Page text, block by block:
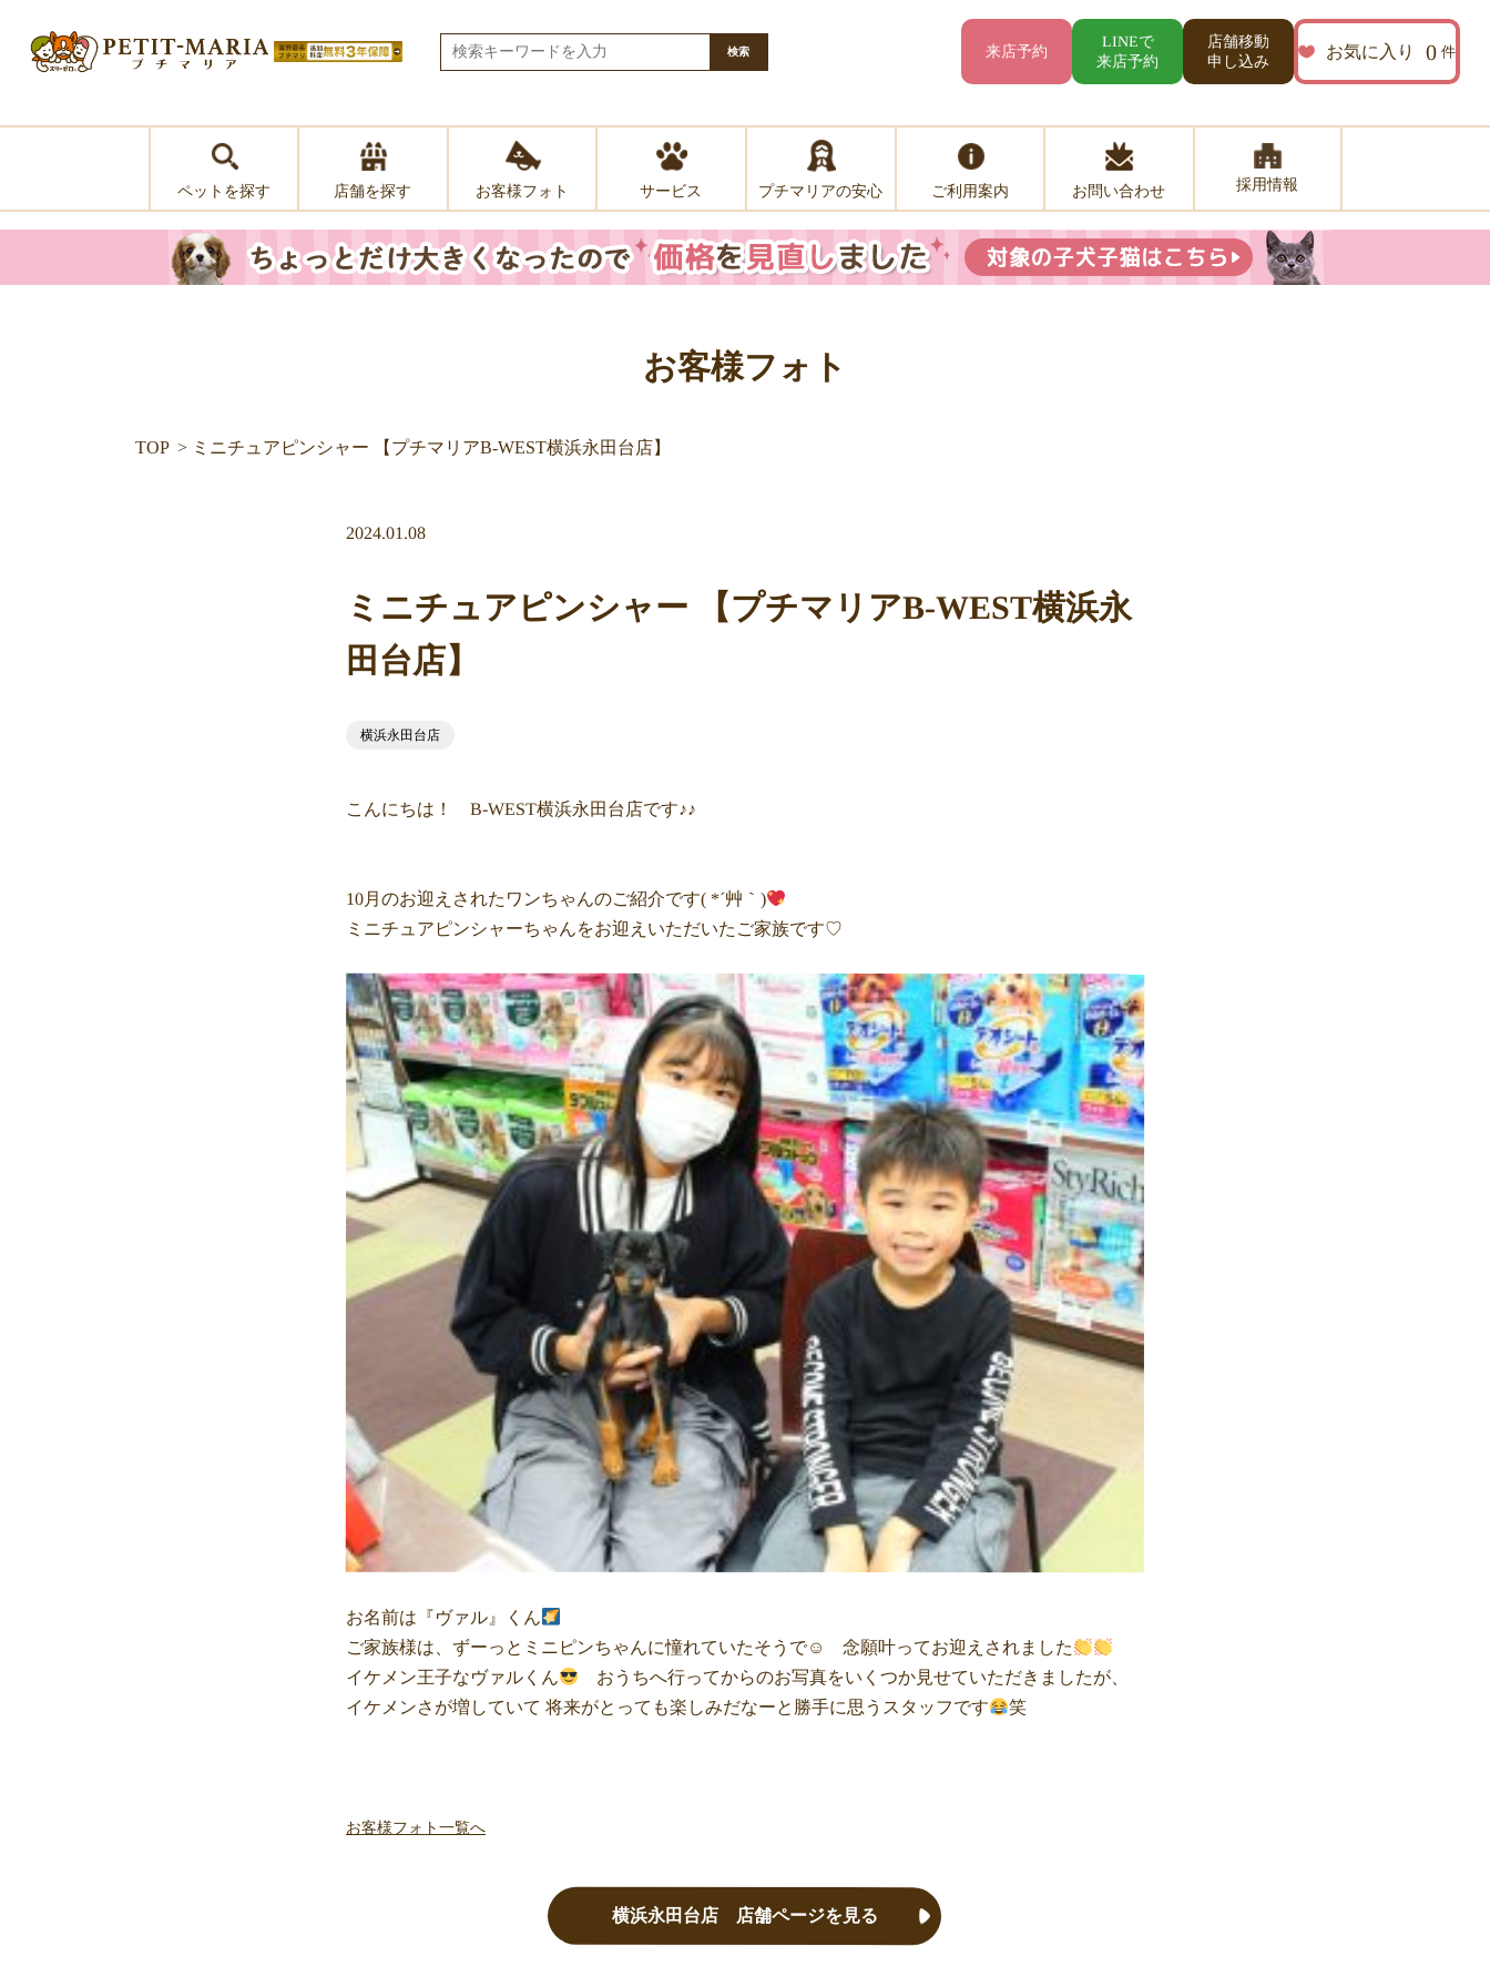
検索 来店予約
LINEで
来店予約
店舗移動
申し込み
お気に入り 0 件
ペットを探す 店舗を探す お客様フォト サービス プチマリアの安心 ご利用案内 お問い合わせ 採用情報
お客様フォト
TOP ミニチュアピンシャー 【プチマリアB-WEST横浜永田台店】
2024.01.08
ミニチュアピンシャー 【プチマリアB-WEST横浜永
田台店】
横浜永田台店
こんにちは！ B-WEST横浜永田台店です♪♪
10月のお迎えされたワンちゃんのご紹介です( *´艸｀)
ミニチュアピンシャーちゃんをお迎えいただいたご家族です♡
お名前は『ヴァル』くん
ご家族様は、ずーっとミニピンちゃんに憧れていたそうで☺ 念願叶ってお迎えされました
イケメン王子なヴァルくん おうちへ行ってからのお写真をいくつか見せていただきましたが、
イケメンさが増していて 将来がとっても楽しみだなーと勝手に思うスタッフです 笑
お客様フォト一覧へ
横浜永田台店 店舗ページを見る